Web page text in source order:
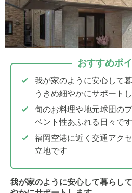
おすすめポ
我が家のように安心して
うきめ細やかにサポート
旬のお料理や地元球団の
ベント性あふれる日々です
福岡空港に近く交通アク
立地です
我が家のように安心して暮らし